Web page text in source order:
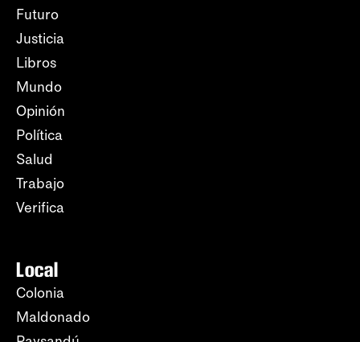
Futuro
Justicia
Libros
Mundo
Opinión
Política
Salud
Trabajo
Verifica
Local
Colonia
Maldonado